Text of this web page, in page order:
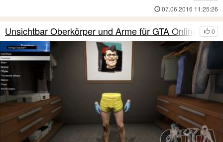
07.06.2016 11:25:26
0
Unsichtbar Oberkörper und Arme für GTA Online